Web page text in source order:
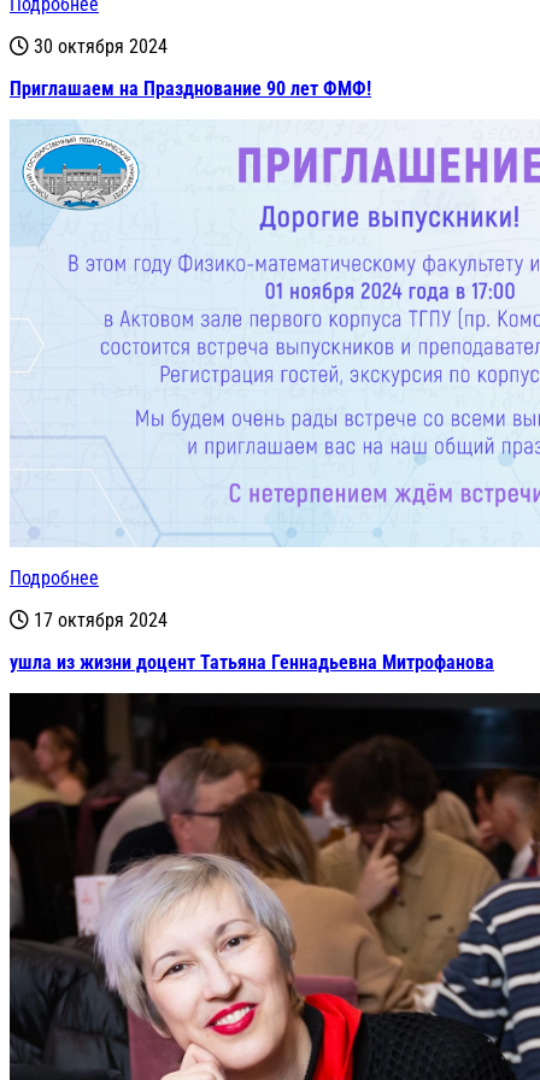
30 октября 2024
Приглашаем на Празднование 90 лет ФМФ!
Подробнее
17 октября 2024
ушла из жизни доцент Татьяна Геннадьевна Митрофанова